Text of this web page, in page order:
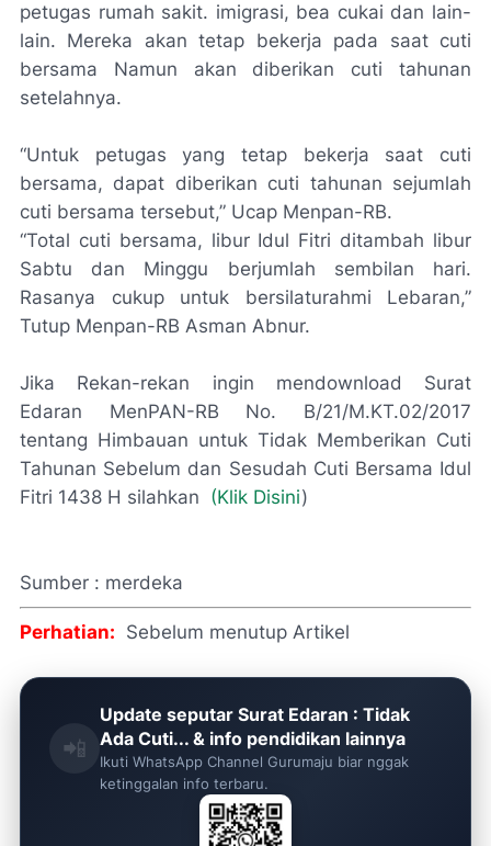
petugas rumah sakit. imigrasi, bea cukai dan lain-
lain. Mereka akan tetap bekerja pada saat cuti
bersama Namun akan diberikan cuti tahunan
setelahnya.
“Untuk petugas yang tetap bekerja saat cuti
bersama, dapat diberikan cuti tahunan sejumlah
cuti bersama tersebut,” Ucap Menpan-RB.
“Total cuti bersama, libur Idul Fitri ditambah libur
Sabtu dan Minggu berjumlah sembilan hari.
Rasanya cukup untuk bersilaturahmi Lebaran,”
Tutup Menpan-RB Asman Abnur.
Jika Rekan-rekan ingin mendownload Surat
Edaran MenPAN-RB No. B/21/M.KT.02/2017
tentang Himbauan untuk Tidak Memberikan Cuti
Tahunan Sebelum dan Sesudah Cuti Bersama Idul
Fitri 1438 H silahkan (Klik Disini)
Sumber : merdeka
Perhatian: Sebelum menutup Artikel
📲
Update seputar Surat Edaran : Tidak
Ada Cuti... & info pendidikan lainnya
Ikuti WhatsApp Channel Gurumaju biar nggak
ketinggalan info terbaru.